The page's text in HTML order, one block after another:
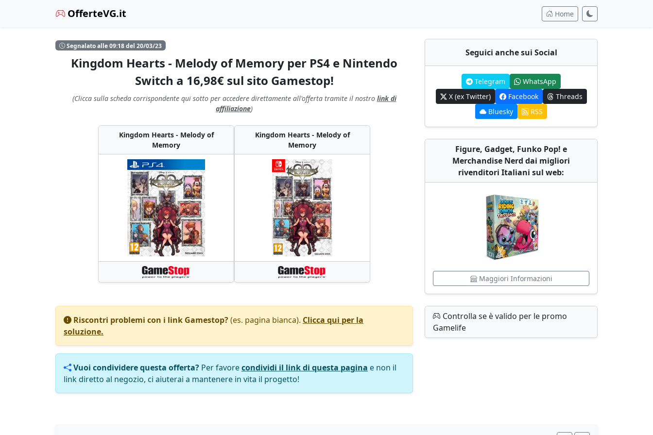
OfferteVG.it Home
Segnalato alle 09:18 del 20/03/23
Kingdom Hearts - Melody of Memory per PS4 e Nintendo
Switch a 16,98€ sul sito Gamestop!
(Clicca sulla scheda corrispondente qui sotto per accedere direttamente all'offerta tramite il nostro link di
affiliazione)
Kingdom Hearts - Melody of
Memory
Kingdom Hearts - Melody of
Memory
Riscontri problemi con i link Gamestop?(es. pagina bianca). Clicca qui per la
soluzione.
Vuoi condividere questa offerta? Per favorecondividi il link di questa pagina e non il
link diretto al negozio, ci aiuterai a mantenere in vita il progetto!
Seguici anche sui Social
Telegram
WhatsApp
X (ex Twitter)
Facebook
Threads
Bluesky
RSS
Figure, Gadget, Funko Pop! e
Merchandise Nerd dai migliori
rivenditori Italiani sul web:
Maggiori Informazioni
Controlla se è valido per le promo
Gamelife